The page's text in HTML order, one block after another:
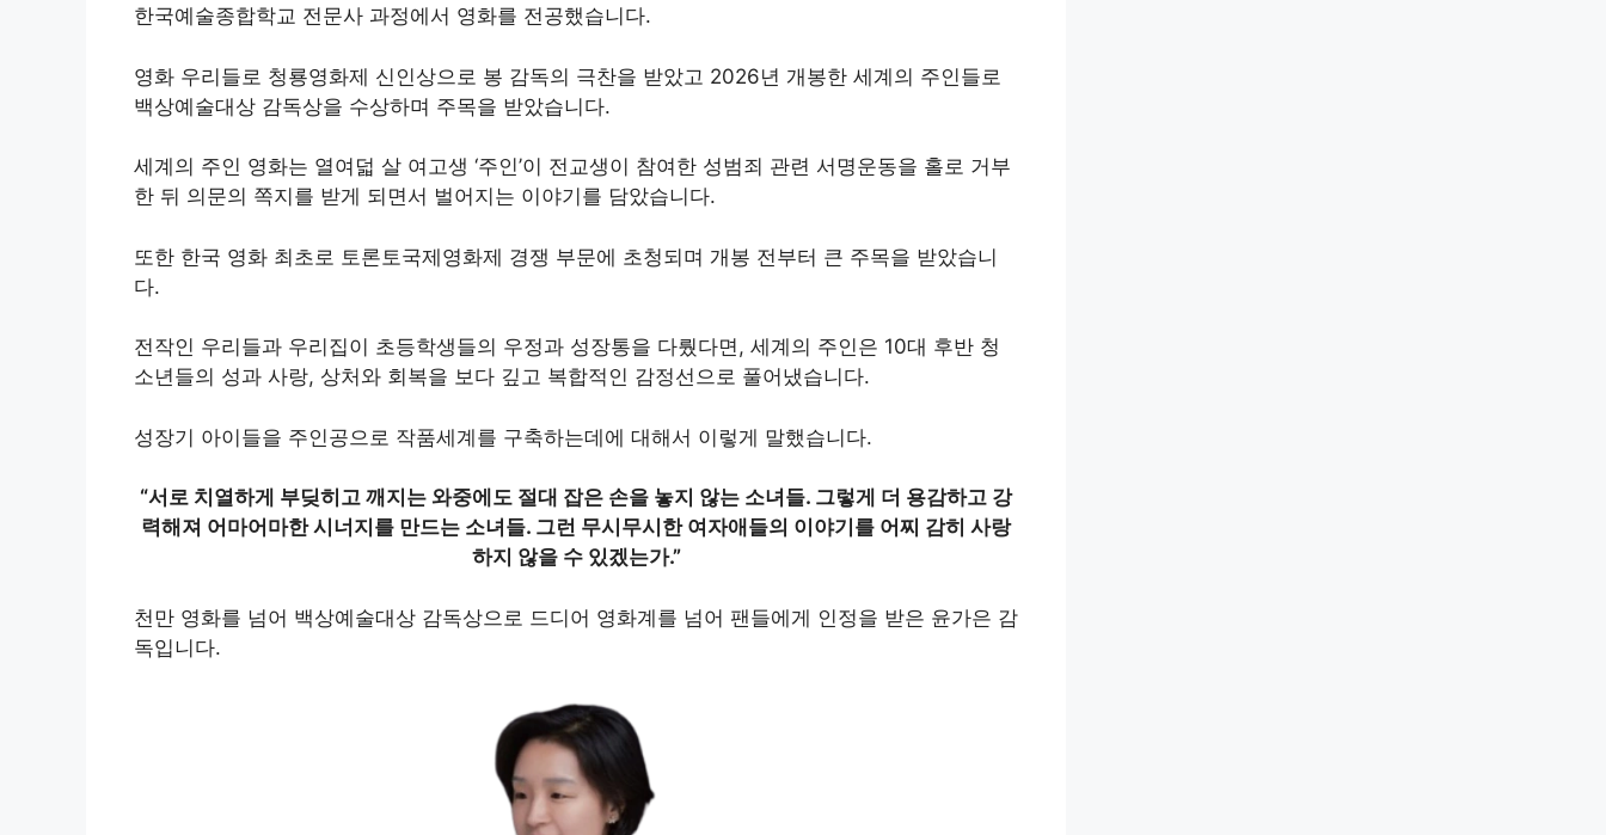
한국예술종합학교 전문사 과정에서 영화를 전공했습니다.
영화 우리들로 청룡영화제 신인상으로 봉 감독의 극찬을 받았고 2026년 개봉한 세계의 주인들로
백상예술대상 감독상을 수상하며 주목을 받았습니다.
세계의 주인 영화는 열여덟 살 여고생 ‘주인’이 전교생이 참여한 성범죄 관련 서명운동을 홀로 거부
한 뒤 의문의 쪽지를 받게 되면서 벌어지는 이야기를 담았습니다.
또한 한국 영화 최초로 토론토국제영화제 경쟁 부문에 초청되며 개봉 전부터 큰 주목을 받았습니
다.
전작인 우리들과 우리집이 초등학생들의 우정과 성장통을 다뤘다면, 세계의 주인은 10대 후반 청
소년들의 성과 사랑, 상처와 회복을 보다 깊고 복합적인 감정선으로 풀어냈습니다.
성장기 아이들을 주인공으로 작품세계를 구축하는데에 대해서 이렇게 말했습니다.
“서로 치열하게 부딪히고 깨지는 와중에도 절대 잡은 손을 놓지 않는 소녀들. 그렇게 더 용감하고 강
력해져 어마어마한 시너지를 만드는 소녀들. 그런 무시무시한 여자애들의 이야기를 어찌 감히 사랑
하지 않을 수 있겠는가.”
천만 영화를 넘어 백상예술대상 감독상으로 드디어 영화계를 넘어 팬들에게 인정을 받은 윤가은 감
독입니다.